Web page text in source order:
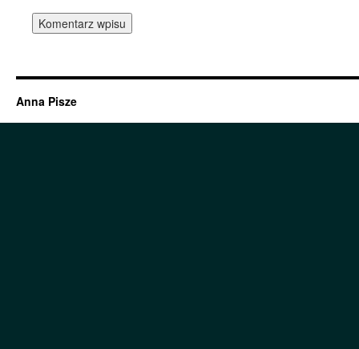
Anna Pisze